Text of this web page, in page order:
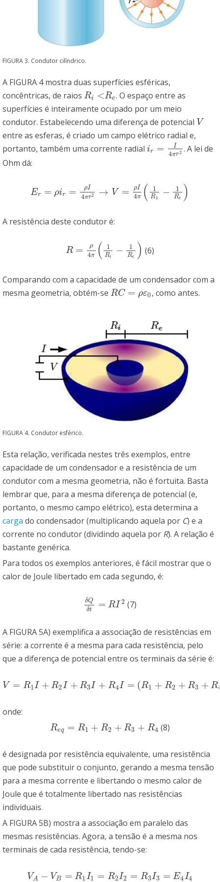
FIGURA 3. Condutor cilíndrico.
A FIGURA 4 mostra duas superfícies esféricas,
concêntricas, de raios Ri <
Ri< Re
Re . O espaço entre as
superfícies é inteiramente ocupado por um meio
condutor. Estabelecendo uma diferença de potencial V
V
entre as esferas, é criado um campo elétrico radial e,
portanto, também uma corrente radial ir = I
4πr2
ir= I4 πr2
. A lei de
Ohm dá:
Er = ρir = ρI
4πr2 → V = ρI
4π ( 1
R1
− 1
Re )
Er= ρir =ρI4 πr 2→V= ρI4 π(1R1 −1Re)
A resistência deste condutor é:
R = ρ
4π ( 1
Ri
− 1
Re )
R= ρ4 π(1 R −1Re) (6)
Comparando com a capacidade de um condensador com a
mesma geometria, obtém-se RC = ρε0
RC=ρε0 , como antes.
FIGURA 4. Condutor esférico.
Esta relação, verificada nestes três exemplos, entre
capacidade de um condensador e a resistência de um
condutor com a mesma geometria, não é fortuita. Basta
lembrar que, para a mesma diferença de potencial (e,
portanto, o mesmo campo elétrico), esta determina a
carga do condensador (multiplicando aquela por C) e a
corrente no condutor (dividindo aquela por R). A relação é
bastante genérica.
Para todos os exemplos anteriores, é fácil mostrar que o
calor de Joule libertado em cada segundo, é:
δQ
δt = RI 2
δQδt= RI2 (7)
A FIGURA 5A) exemplifica a associação de resistências em
série: a corrente é a mesma para cada resistência, pelo
que a diferença de potencial entre os terminais da série é:
V = R1 I + R2 I + R3 I + R4 I = ( R1 + R2 + R3 + R
V= R1 I+R2I +R 3I+R4I= (R1+R2+R3+R4) ≡Re qI
onde:
Req = R1 + R2 + R3 + R4
Req=R1 +R 2+R3+R4 (8)
é designada por resistência equivalente, uma resistência
que pode substituir o conjunto, gerando a mesma tensão
para a mesma corrente e libertando o mesmo calor de
Joule que é totalmente libertado nas resistências
individuais.
A FIGURA 5B) mostra a associação em paralelo das
mesmas resistências. Agora, a tensão é a mesma nos
terminais de cada resistência, tendo-se:
VA − VB = R1 I1 = R2 I2 = R3 I3 = E4 I4
VA−VB=R1I1 =R2I2 R3 I3=E4 4